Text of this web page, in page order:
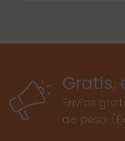
Gratis,
Envíos
de peso.